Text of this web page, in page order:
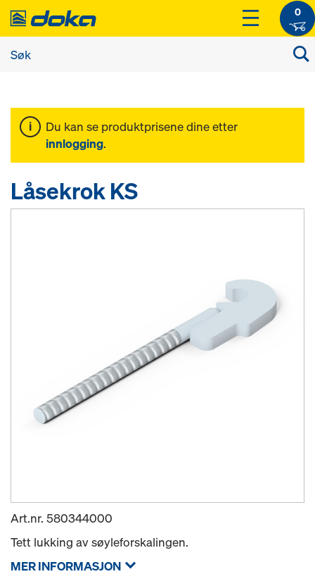
0
Du kan se produktprisene dine etter
innlogging.
Låsekrok KS
Art.nr. 580344000
Tett lukking av søyleforskalingen.
MER INFORMASJON